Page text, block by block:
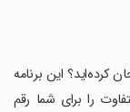
کرده‌اید؟ این برنامه
را برای شما رقم